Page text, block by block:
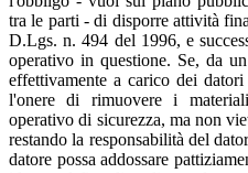
tra le parti - di disporre attività
D.Lgs. n. 494 del 1996, e
operativo in questione. Se, da
effettivamente a carico dei
l'onere di rimuovere i
operativo di sicurezza, ma non
restando la responsabilità del
datore possa addossare